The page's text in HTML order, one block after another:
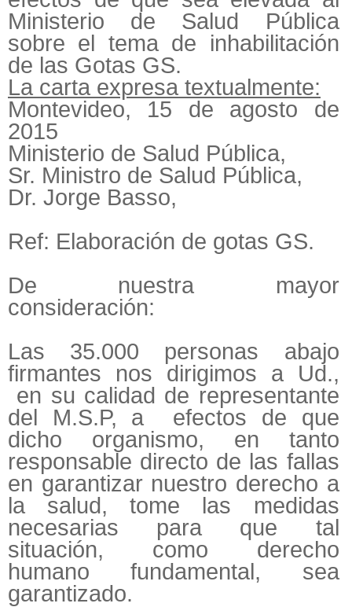
Ministerio de Salud Pública
sobre el tema de inhabilitación
de las Gotas GS.
La carta expresa textualmente:
Montevideo, 15 de agosto de
2015
Ministerio de Salud Pública,
Sr. Ministro de Salud Pública,
Dr. Jorge Basso,
Ref: Elaboración de gotas GS.
De nuestra mayor
consideración:
Las 35.000 personas abajo
firmantes nos dirigimos a Ud.,
en su calidad de representante
del M.S.P, a efectos de que
dicho organismo, en tanto
responsable directo de las fallas
en garantizar nuestro derecho a
la salud, tome las medidas
necesarias para que tal
situación, como derecho
humano fundamental, sea
garantizado.